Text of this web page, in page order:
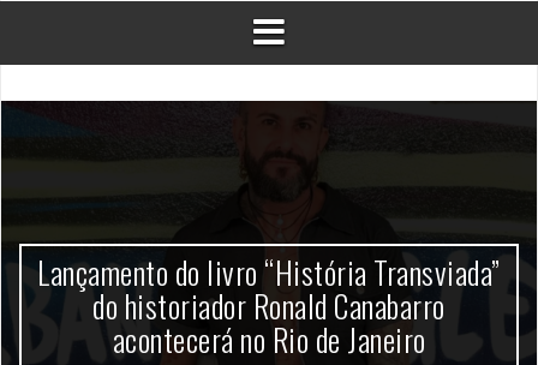
Lançamento do livro “História Transviada”
do historiador Ronald Canabarro
acontecerá no Rio de Janeiro